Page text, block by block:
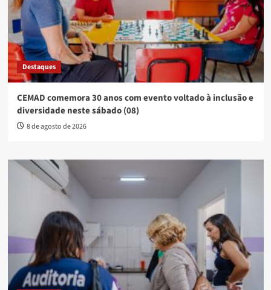
Destaques
CEMAD comemora 30 anos com evento voltado à inclusão e
diversidade neste sábado (08)
8 de agosto de 2026